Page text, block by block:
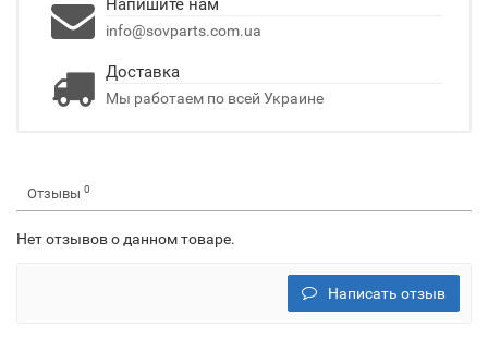
Напишите нам
info@sovparts.com.ua
Доставка
Мы работаем по всей Украине
Отзывы 0
Нет отзывов о данном товаре.
Написать отзыв